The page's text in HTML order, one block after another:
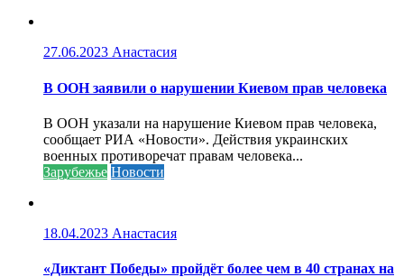
27.06.2023 Анастасия
В ООН заявили о нарушении Киевом прав человека
В ООН указали на нарушение Киевом прав человека,
сообщает РИА «Новости». Действия украинских
военных противоречат правам человека...
Зарубежье Новости
18.04.2023 Анастасия
«Диктант Победы» пройдёт более чем в 40 странах на